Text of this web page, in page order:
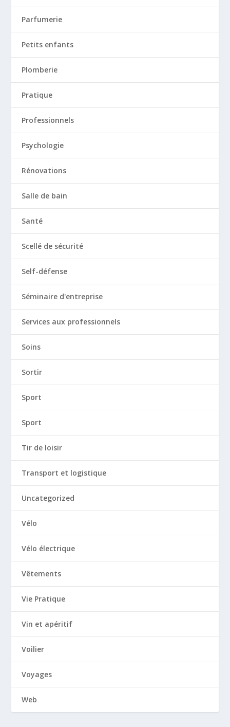
Parfumerie
Petits enfants
Plomberie
Pratique
Professionnels
Psychologie
Rénovations
Salle de bain
Santé
Scellé de sécurité
Self-défense
Séminaire d'entreprise
Services aux professionnels
Soins
Sortir
Sport
Sport
Tir de loisir
Transport et logistique
Uncategorized
Vélo
Vélo électrique
Vêtements
Vie Pratique
Vin et apéritif
Voilier
Voyages
Web